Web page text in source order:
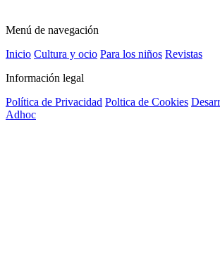
Menú de navegación
Inicio Cultura y ocio Para los niños Revistas
Información legal
Política de Privacidad Poltica de Cookies
Adhoc